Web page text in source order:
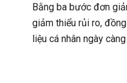
Bằng ba bước đơn
giảm thiểu rủi ro,
liệu cá nhân ngày